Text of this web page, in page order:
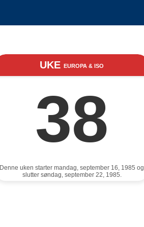
UKE EUROPA & ISO
38
Denne uken starter mandag, september 16, 1985 og
slutter søndag, september 22, 1985.